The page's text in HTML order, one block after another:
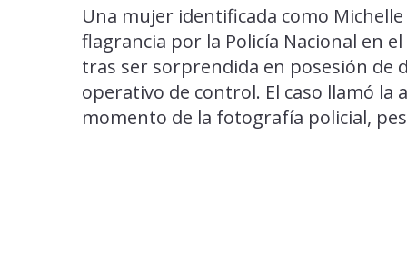
Una mujer identificada como
flagrancia por la Policía Nacional en
tras ser sorprendida en posesión de
operativo de control. El caso llamó
momento de la fotografía policial,